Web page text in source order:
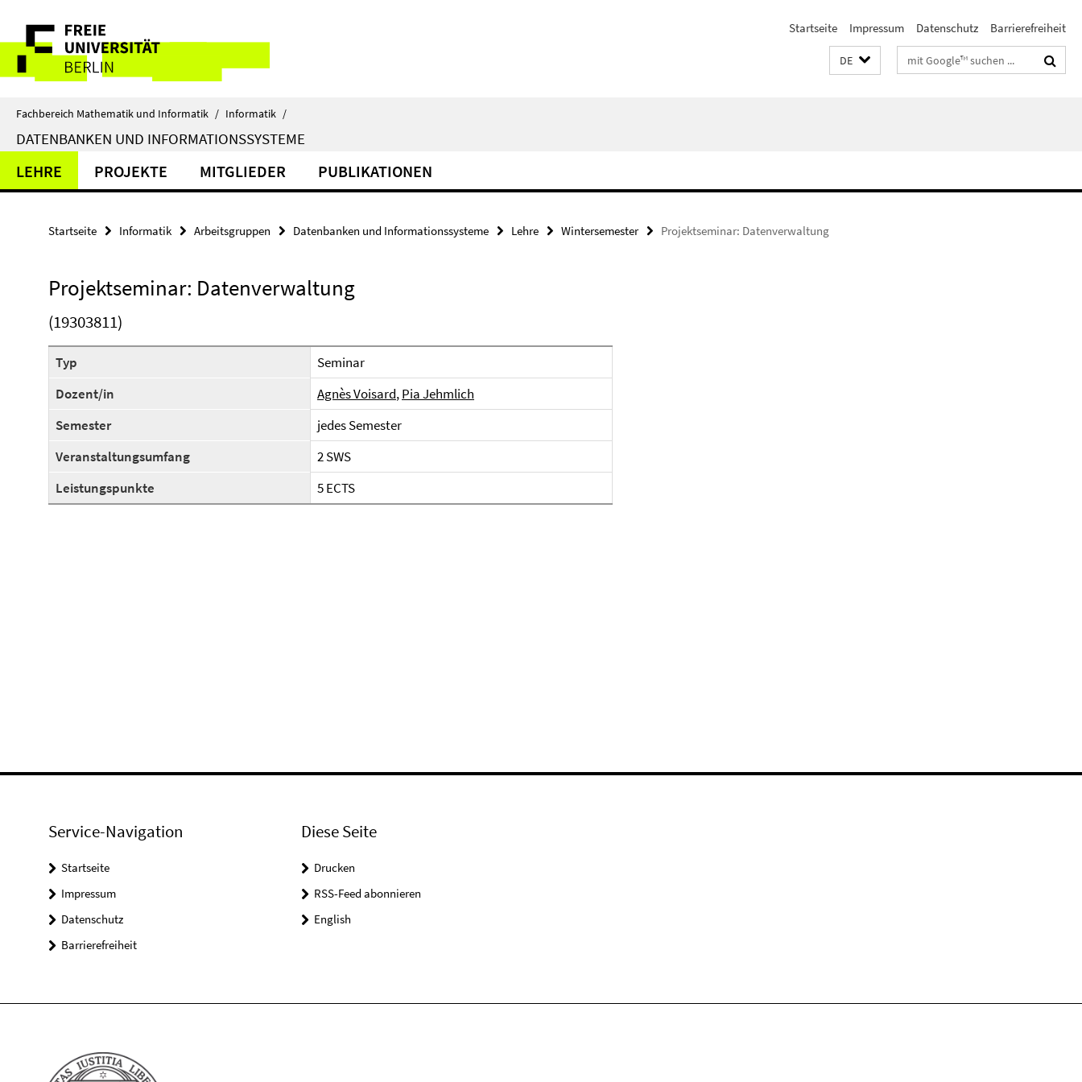
direkt
Inhalt
Service-
Navigation
Startseite Impressum Datenschutz Barrierefreiheit
DE Suchbegriffe
Fachbereich Mathematik und Informatik / Informatik /
DATENBANKEN UND INFORMATIONSSYSTEME
LEHRE PROJEKTE MITGLIEDER PUBLIKATIONEN
Startseite Informatik Arbeitsgruppen Datenbanken und Informationssysteme Lehre Wintersemester Projektseminar: Datenverwaltung
Projektseminar: Datenverwaltung
(19303811)
Typ
Seminar
Dozent/in
Agnès Voisard,Pia Jehmlich
Semester
jedes Semester
Veranstaltungsumfang
2 SWS
Leistungspunkte
5 ECTS
Service-Navigation
Startseite
Impressum
Datenschutz
Barrierefreiheit
Diese Seite
Drucken
RSS-Feed abonnieren
English